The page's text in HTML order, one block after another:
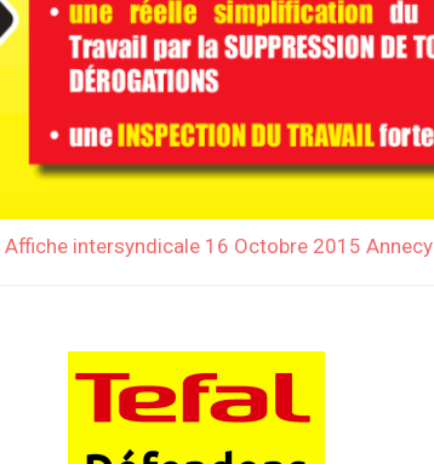
Affiche intersyndicale 16 Octobre 2015 Annecy